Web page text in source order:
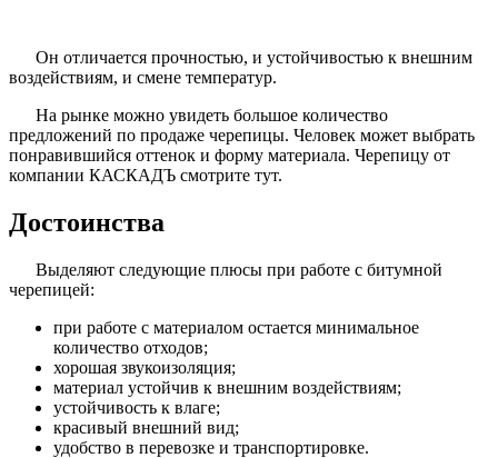
Он отличается прочностью, и устойчивостью к внешним
воздействиям, и смене температур.
На рынке можно увидеть большое количество
предложений по продаже черепицы. Человек может выбрать
понравившийся оттенок и форму материала. Черепицу от
компании КАСКАДЪ смотрите тут.
Достоинства
Выделяют следующие плюсы при работе с битумной
черепицей:
при работе с материалом остается минимальное
количество отходов;
хорошая звукоизоляция;
материал устойчив к внешним воздействиям;
устойчивость к влаге;
красивый внешний вид;
удобство в перевозке и транспортировке.